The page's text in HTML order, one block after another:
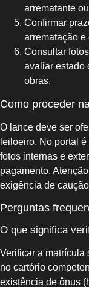
arrematante
Confirmar
arrematação
Consultar
avaliar estado
obras.
Como proceder
O lance deve ser
leiloeiro. No portal
fotos internas e
pagamento.
exigência de
Perguntas
O que significa
Verificar a matrícula
no cartório
existência de ônus